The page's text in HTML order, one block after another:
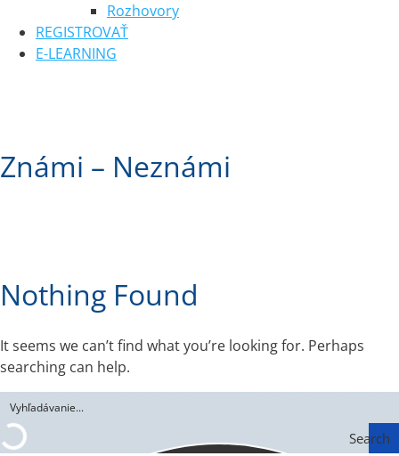
Rozhovory
REGISTROVAŤ
E-LEARNING
Známi – Neznámi
Nothing Found
It seems we can’t find what you’re looking for. Perhaps
searching can help.
Search